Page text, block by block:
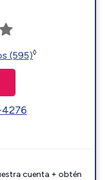
(595)◊
cuenta + obtén